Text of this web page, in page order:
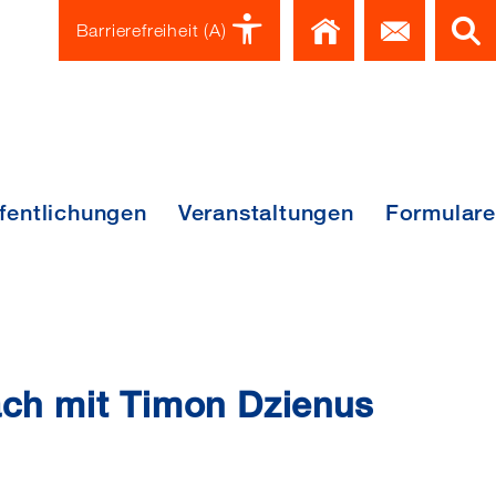
Barrierefreiheit(A) Home
Veranstaltungen Formulare
mit Timon Dzienus